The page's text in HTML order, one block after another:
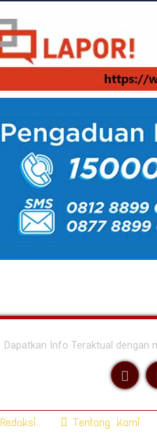
Dapatkan Info Teraktual dengan
Redaksi Tentang Kami